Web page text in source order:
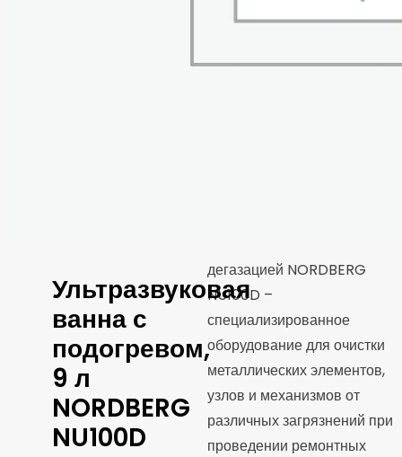
Ультразвуковая
ванна с
подогревом,
9 л
NORDBERG
NU100D
дегазацией NORDBERG
NU100D –
специализированное
оборудование для очистки
металлических элементов,
узлов и механизмов от
различных загрязнений при
проведении ремонтных